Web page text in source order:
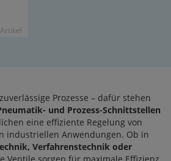
Prozesse – dafür stehen
und Prozess-Schnittstellen
eine effiziente Regelung von
industriellen Anwendungen. Ob in
Verfahrenstechnik oder